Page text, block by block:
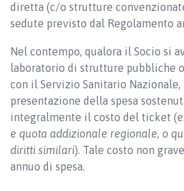
diretta (c/o strutture
sedute previsto dal Regolamento
Nel contempo, qualora il Socio si
laboratorio di strutture pubbliche
con il Servizio Sanitario Nazionale,
presentazione della spesa
integralmente il costo del ticket (
e quota addizionale regionale, o
diritti similari). Tale costo non
annuo di spesa.